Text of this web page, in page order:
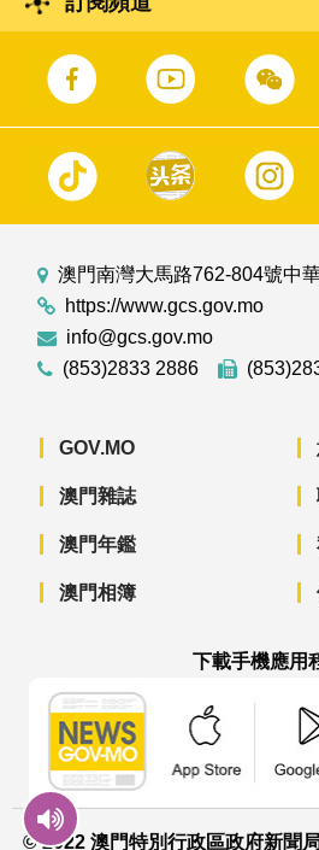
澳門南灣大馬路762-804號中
https://www.gcs.gov.mo
info@gcs.gov.mo
(853)2833 2886
GOV.MO
澳門雜誌
澳門年鑑
澳門相簿
下載手機應用
© 2022 澳門特別行政區政府新聞